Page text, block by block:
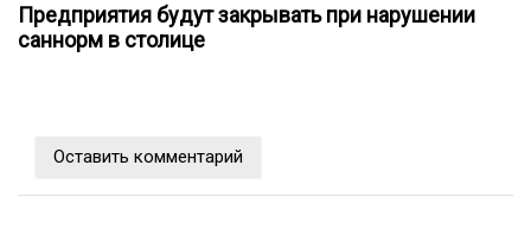
Предприятия будут закрывать при нарушении
саннорм в столице
Оставить комментарий